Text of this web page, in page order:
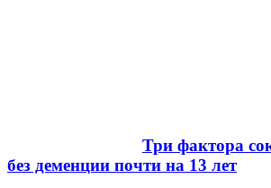
Три фактора
без деменции почти на 13 лет